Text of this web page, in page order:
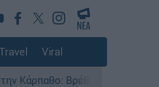
Travel Viral
Βρέθηκαν παλιά